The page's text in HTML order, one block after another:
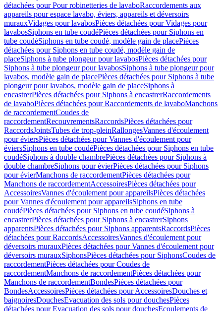
détachées pour Pour robinetteries de lavaboRaccordements aux
appareils pour espace lavabo, éviers, appareils et déversoirs
murauxVidages pour lavabosPièces détachées pour Vidages pour
lavabosSiphons en tube coudéPièces détachées pour Siphons en
tube coudéSiphons en tube coudé, modèle gain de placePièces
détachées pour Siphons en tube coudé, modèle gain de
placeSiphons à tube plongeur pour lavabosPièces détachées pour
Siphons à tube plongeur pour lavabosSiphons à tube plongeur pour
lavabos, modèle gain de placePièces détachées pour Siphons à tube
plongeur pour lavabos, modèle gain de placeSiphons à
encastrerPièces détachées pour Siphons à encastrerRaccordements
de lavaboPièces détachées pour Raccordements de lavaboManchons
de raccordementCoudes de
raccordementRecouvrementsRaccordsPièces détachées pour
RaccordsJointsTubes de trop-pleinRallongesVannes d'écoulement
pour éviersPièces détachées pour Vannes d'écoulement pour
éviersSiphons en tube coudéPièces détachées pour Siphons en tube
coudéSiphons à double chambrePièces détachées pour Siphons à
double chambreSiphons pour évierPièces détachées pour Siphons
pour évierManchons de raccordementPièces détachées pour
Manchons de raccordementAccessoiresPièces détachées pour
AccessoiresVannes d'écoulement pour appareilsPièces détachées
pour Vannes d'écoulement pour appareilsSiphons en tube
coudéPièces détachées pour Siphons en tube coudéSiphons à
encastrerPièces détachées pour Siphons à encastrerSiphons
apparentsPièces détachées pour Siphons apparentsRaccordsPièces
détachées pour RaccordsAccessoiresVannes d'écoulement pour
déversoirs murauxPièces détachées pour Vannes d'écoulement pour
déversoirs murauxSiphonsPièces détachées pour SiphonsCoudes de
raccordementPièces détachées pour Coudes de
raccordementManchons de raccordementPièces détachées pour
Manchons de raccordementBondesPièces détachées pour
BondesAccessoiresPièces détachées pour AccessoiresDouches et
baignoiresDouchesEvacuation des sols pour douchesPièces
détachées pour Evacuation des sols pour douchesEcoulements de